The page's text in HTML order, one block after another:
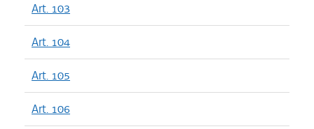
Art. 103
Art. 104
Art. 105
Art. 106